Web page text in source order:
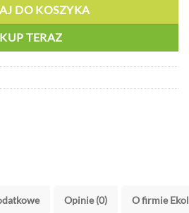
DO KOSZYKA
KUP TERAZ
Opinie (0) O firmie